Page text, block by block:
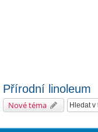
Přírodní linoleum
Nové téma